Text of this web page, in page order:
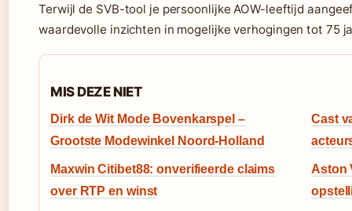
Terwijl de SVB-tool je persoonlijke AOW-leeftijd
waardevolle inzichten in mogelijke verhogingen tot 75
MIS DEZE NIET
Dirk de Wit Mode Bovenkarspel –
Grootste Modewinkel Noord-Holland
Cast
Maxwin Citibet88: onverifieerde claims
over RTP en winst
Aston